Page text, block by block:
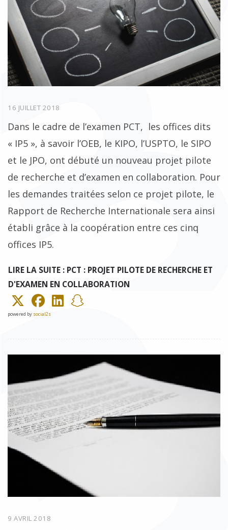
16 JUILLET 2018
Dans le cadre de l’examen PCT, les offices dits
« IP5 », à savoir l’OEB, le KIPO, l’USPTO, le SIPO
et le JPO, ont débuté un nouveau projet pilote
de recherche et d’examen en collaboration. Pour
les demandes traitées selon ce projet pilote, le
Rapport de Recherche Internationale sera ainsi
établi grâce à la coopération entre ces cinq
offices IP5.
LIRE LA SUITE : PCT : PROJET PILOTE DE RECHERCHE ET
D'EXAMEN EN COLLABORATION
powered by social2s
9 AVRIL 2018